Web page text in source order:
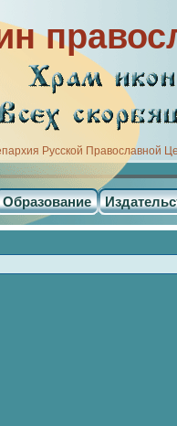
Русской Православной
Образование